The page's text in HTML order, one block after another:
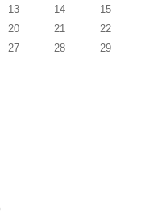
13 14
15
20 21
22
27 28
29